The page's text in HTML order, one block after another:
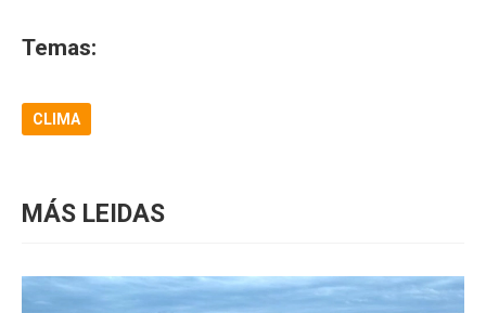
Temas:
CLIMA
MÁS LEIDAS